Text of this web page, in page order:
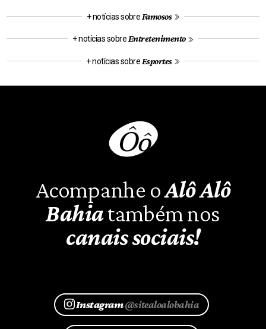
+ notícias sobre Famosos
+ notícias sobre Entretenimento
+ notícias sobre Esportes
Acompanhe oAlô Alô
Bahiatambém nos
canais sociais!
Instagram@sitealoalobahia